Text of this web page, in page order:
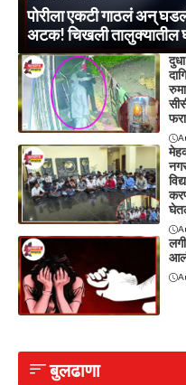
पोरीला एकटी गाठलं अन्
अटक! चिखली तालुक्यातील
बुलढाणा